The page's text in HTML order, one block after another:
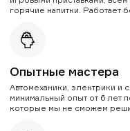
горячие напитки. Работает
Опытные мастера
Автомеханики, электрики и
минимальный опыт от 6 лет
которые мы не сможем